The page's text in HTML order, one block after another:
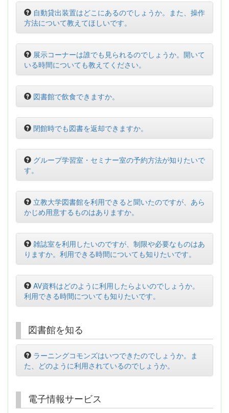
自動貸出装置はどこにあるのでしょうか。また、操作
方法について教えてほしいです。
展示コーナーは誰でも見られるのでしょうか。開いて
いる時間についても教えてください。
図書館で飲食できますか。
閉館時でも図書を返却できますか。
グループ学習室・セミナー室の予約方法が知りたいで
す。
立教大学図書館を利用できると聞いたのですが、あら
かじめ用意するものはありますか。
雑誌室を利用したいのですが、制限や必要なものはあ
りますか。利用できる時間についても知りたいです。
AV資料はどのように利用したらよいのでしょうか。
利用できる時間についても知りたいです。
図書館を知る
ラーニングコモンズはいつできたのでしょうか。ま
た、どのように利用されているのでしょうか。
電子情報サービス